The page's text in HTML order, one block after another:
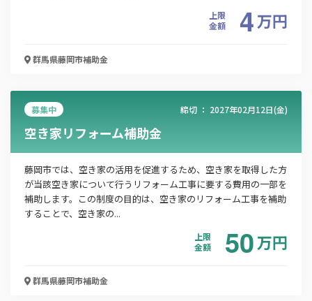
会社名
メールアドレス
電話番号
「PDF資料ダウンロード」ボタンを押下した時点
れます。
上限
金額
4万円
群馬県藤岡市補助金
募集中 締切 ： 2027年02月12日(金)
空き家リフォーム補助金
藤岡市では、空き家の活用を促進するため、空き家を取得した方
が当該空き家について行うリフォーム工事に要する費用の一部を
補助します。この制度の目的は、空き家のリフォーム工事を補助
することで、空き家の...
上限
金額
50万円
群馬県藤岡市補助金